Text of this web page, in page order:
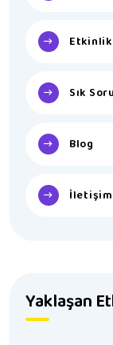
Sık
Blog
İletişim
Yaklaşan